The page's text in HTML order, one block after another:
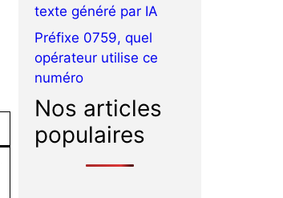
texte généré par IA
Préfixe 0759, quel
opérateur utilise ce
numéro
Nos articles
populaires